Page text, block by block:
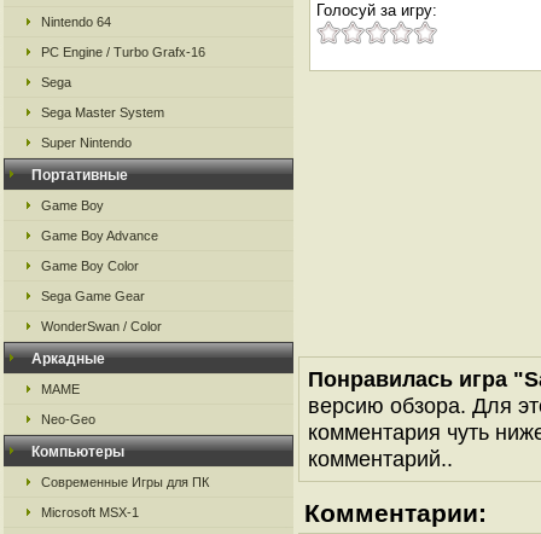
Nintendo 64
PC Engine / Turbo Grafx-16
Sega
Sega Master System
Super Nintendo
Портативные
Game Boy
Game Boy Advance
Game Boy Color
Sega Game Gear
WonderSwan / Color
Аркадные
MAME
Neo-Geo
Компьютеры
Современные Игры для ПК
Microsoft MSX-1
Голосуй за игру:
Понравилась игра
версию обзора. Для
комментария чуть
комментарий..
Комментарии: